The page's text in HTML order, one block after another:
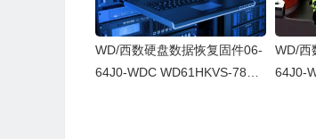
WD/西数硬盘数据恢复固件06-
64J0-WDC WD61HKVS-78AU
WD/西
64J0-